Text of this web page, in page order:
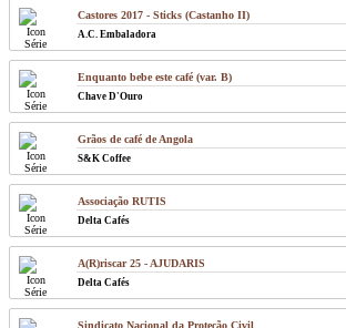
Castores 2017 - Sticks (Castanho II)
A.C. Embaladora
Enquanto bebe este café (var. B)
Chave D'Ouro
Grãos de café de Angola
S&K Coffee
Associação RUTIS
Delta Cafés
A(R)riscar 25 - AJUDARIS
Delta Cafés
Sindicato Nacional da Proteção Civil